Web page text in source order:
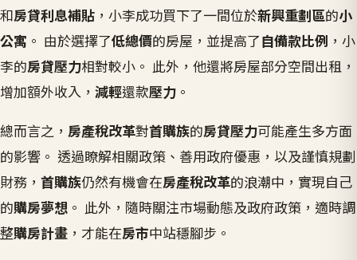
和房貸利息補貼 ，小李成功買下了一間位於新興重劃區的小
公寓 。 由於選擇了低總價的房屋，並提高了自備款比例 ，小
李的房貸壓力相對較小。 此外，他還將房屋部分空間出租，
增加額外收入， 減輕還款壓力 。
總而言之， 房產稅改革對首購族的房貸壓力可能產生多方面
的影響。 透過瞭解相關政策、善用政府優惠，以及謹慎規劃
財務， 首購族仍然有機會在房產稅改革的浪潮中，實現自己
的購房夢想 。 此外，隨時關注市場動態及政府政策，適時調
整購房計畫 ，才能在房市中站穩腳步。